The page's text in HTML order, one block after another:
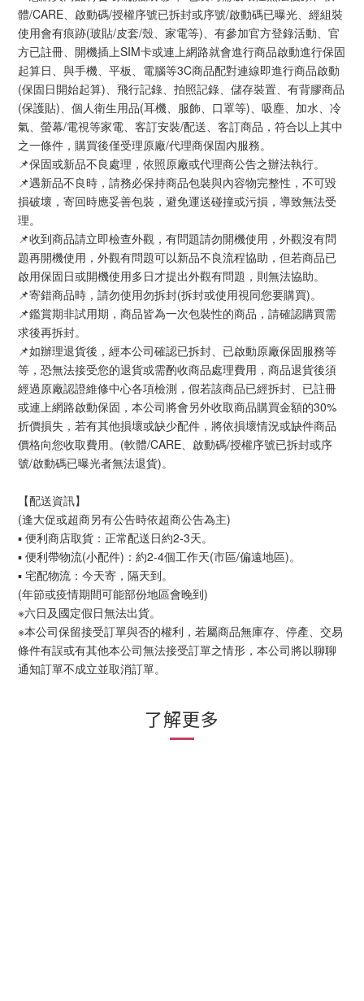
體/CARE、啟動碼/授權序號已拆封或序號/啟動碼已曝光、經組裝
使用會有痕跡(玻貼/皮套/殼、家電等)、有參加官方登錄活動、官
方已註冊、開機插上SIM卡或連上網路就會進行商品啟動進行保固
起算日、與手機、平板、電腦等3C商品配對連線即進行商品啟動
(保固日開始起算)、飛行記錄、拍照記錄、儲存裝置、有背膠商品
(保護貼)、個人衛生用品(耳機、服飾、口罩等)、吸塵、加水、冷
氣、螢幕/電視等家電、客訂安裝/配送、客訂商品，符合以上其中
之一條件，購買後僅受理原廠/代理商保固內服務。
📌保固或新品不良處理，依照原廠或代理商公告之辦法執行。
📌遇新品不良時，請務必保持商品包裝與內容物完整性，不可毀
損破壞，寄回時應妥善包裝，避免運送碰撞或污損，導致無法受
理。
📌收到商品請立即檢查外觀，有問題請勿開機使用，外觀沒有問
題再開機使用，外觀有問題可以新品不良流程協助，但若商品已
啟用保固日或開機使用多日才提出外觀有問題，則無法協助。
📌寄錯商品時，請勿使用勿拆封(拆封或使用視同您要購買)。
📌鑑賞期非試用期，商品皆為一次包裝性的商品，請確認購買需
求後再拆封。
📌如辦理退貨後，經本公司確認已拆封、已啟動原廠保固服務等
等，恐無法接受您的退貨或需酌收商品處理費用，商品退貨後須
經過原廠認證維修中心各項檢測，假若該商品已經拆封、已註冊
或連上網路啟動保固，本公司將會另外收取商品購買金額的30%
折價損失，若有其他損壞或缺少配件，將依損壞情況或缺件商品
價格向您收取費用。(軟體/CARE、啟動碼/授權序號已拆封或序
號/啟動碼已曝光者無法退貨)。
【配送資訊】
(逢大促或超商另有公告時依超商公告為主)
▪ 便利商店取貨：正常配送日約2-3天。
▪ 便利帶物流(小配件)：約2-4個工作天(市區/偏遠地區)。
▪ 宅配物流：今天寄，隔天到。
(年節或疫情期間可能部份地區會晚到)
※六日及國定假日無法出貨。
※本公司保留接受訂單與否的權利，若屬商品無庫存、停產、交易
條件有誤或有其他本公司無法接受訂單之情形，本公司將以聊聊
通知訂單不成立並取消訂單。
了解更多